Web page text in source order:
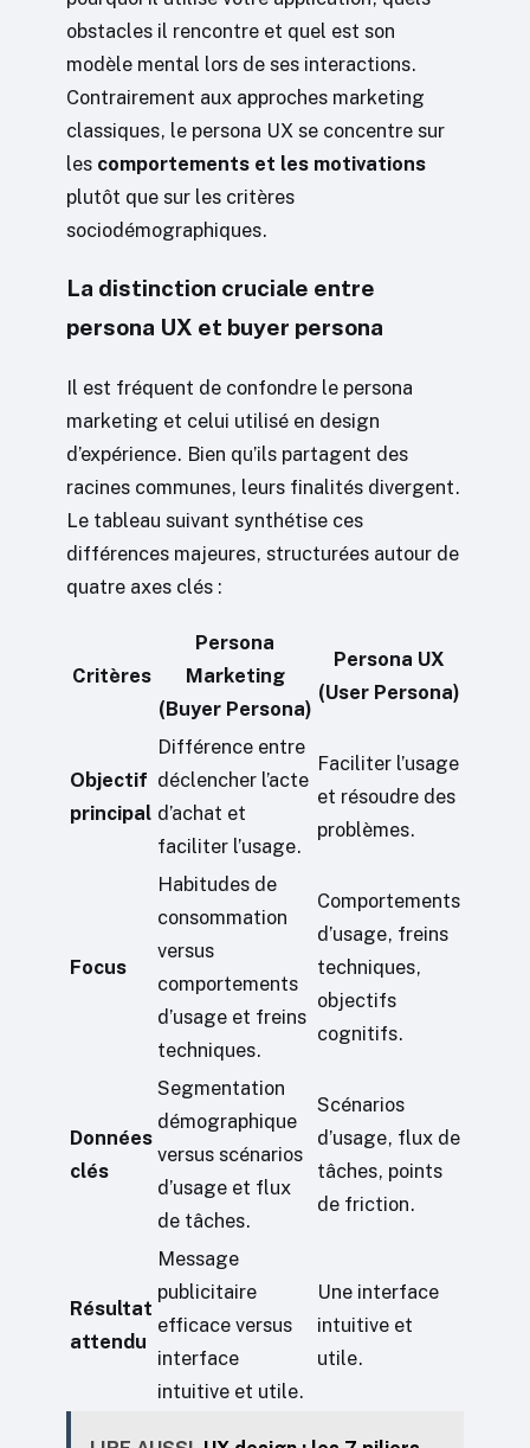
obstacles il rencontre et quel est son
modèle mental lors de ses interactions.
Contrairement aux approches marketing
classiques, le persona UX se concentre sur
les comportements et les motivations
plutôt que sur les critères
sociodémographiques.
La distinction cruciale entre
persona UX et buyer persona
Il est fréquent de confondre le persona
marketing et celui utilisé en design
d’expérience. Bien qu’ils partagent des
racines communes, leurs finalités divergent.
Le tableau suivant synthétise ces
différences majeures, structurées autour de
quatre axes clés :
Critères
Persona
Marketing
(Buyer Persona)
Persona UX
(User Persona)
Objectif
principal
Différence entre
déclencher l’acte
d’achat et
faciliter l’usage.
Faciliter l’usage
et résoudre des
problèmes.
Focus
Habitudes de
consommation
versus
comportements
d’usage et freins
techniques.
Comportements
d’usage, freins
techniques,
objectifs
cognitifs.
Données
clés
Segmentation
démographique
versus scénarios
d’usage et flux
de tâches.
Scénarios
d’usage, flux de
tâches, points
de friction.
Résultat
attendu
Message
publicitaire
efficace versus
interface
intuitive et utile.
Une interface
intuitive et
utile.